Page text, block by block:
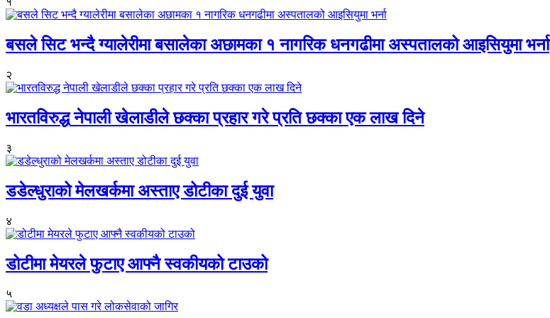
बसले सिट भन्दै ग्यालेरीमा बसालेका अछामका १ नागरिक धनगढीमा अस्पतालको आइसियुमा भर्ना
२
भारतविरुद्ध नेपाली खेलाडीले छक्का प्रहार गरे प्रति छक्का एक लाख दिने
३
डडेल्धुराको मेलखर्कमा अस्ताए डोटीका दुई युवा
४
डोटीमा मेयरले फुटाए आफ्नै स्वकीयको टाउको
५